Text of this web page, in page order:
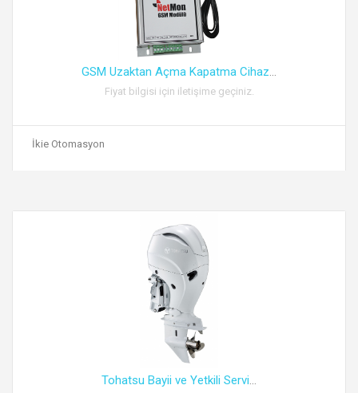
GSM Uzaktan Açma Kapatma Cihaz...
Fiyat bilgisi için iletişime geçiniz.
İkie Otomasyon
Tohatsu Bayii ve Yetkili Servi...